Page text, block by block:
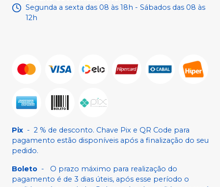
Segunda a sexta das 08 às 18h - Sábados das 08 às
12h
Pix - 2 % de desconto. Chave Pix e QR Code para
pagamento estão disponíveis após a finalização do seu
pedido.
Boleto -
O prazo máximo para realização do
pagamento é de 3 dias úteis, após esse período o